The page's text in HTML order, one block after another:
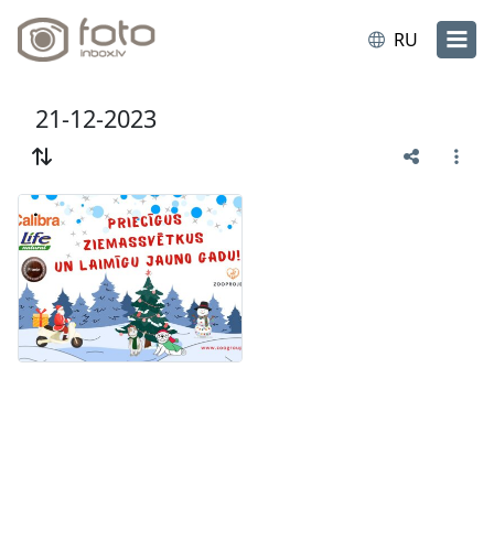
RU
21-12-2023